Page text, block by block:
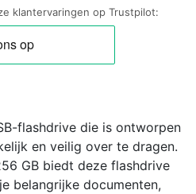
klantervaringen op Trustpilot:
flashdrive die is ontworpen
en veilig over te dragen.
GB biedt deze flashdrive
belangrijke documenten,